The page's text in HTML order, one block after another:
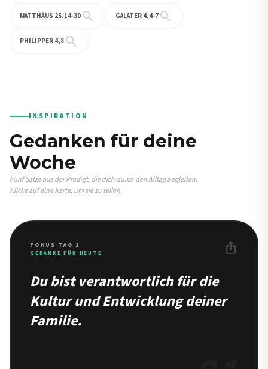
MATTHÄUS 25,14-30 search GALATER 4,4-7 search
PHILIPPER 4,8 search
INSPIRATION
Gedanken für deine
Woche
Fünf Sätze aus der Predigt, die dich durch den Alltag begleiten.
Klicke auf eine Karte, um sie zu teilen.
FOKUS TAG 1
GEDANKE FÜR HEUTE ios_share
Du bist verantwortlich für die
Kultur und Entwicklung deiner
Familie.